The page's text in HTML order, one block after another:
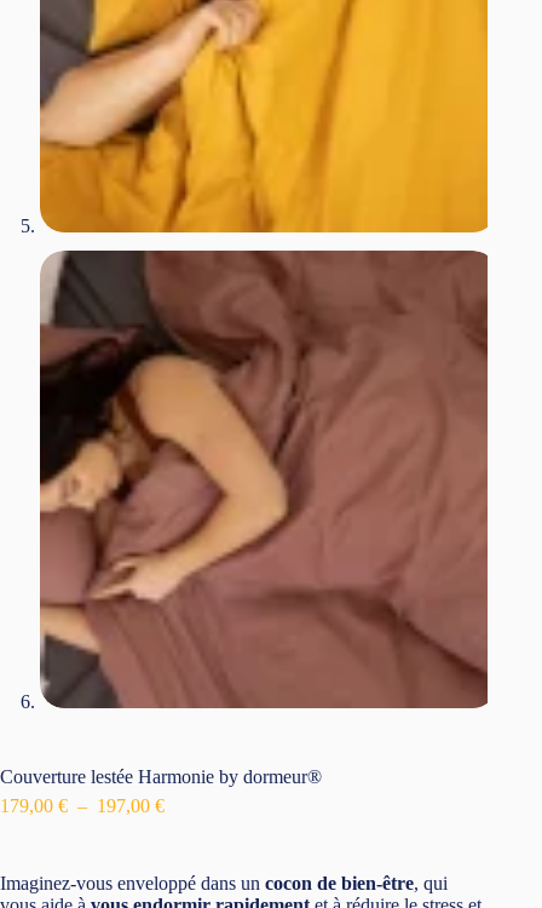
Couverture lestée Harmonie by dormeur®
179,00 € – 197,00 €Plage
à
Imaginez-vous enveloppé dans un cocon de bien-être, qui